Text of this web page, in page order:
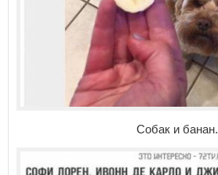
Собак и банан.